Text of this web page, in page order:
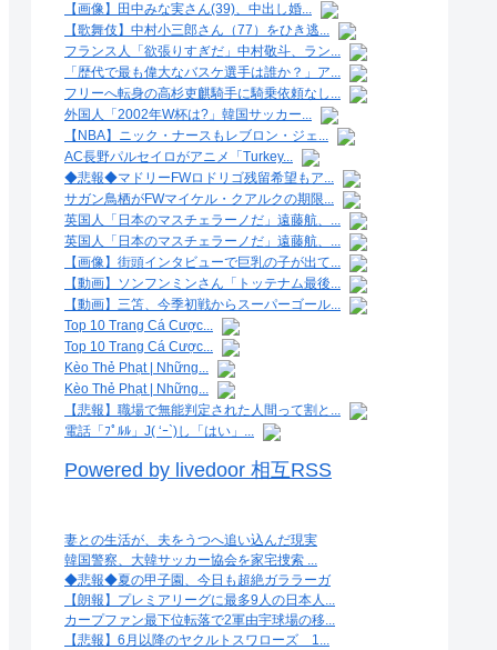
【画像】田中みな実さん(39)、中出し婚...
【歌舞伎】中村小三郎さん（77）をひき逃...
フランス人「欲張りすぎだ」中村敬斗、ラン...
「歴代で最も偉大なバスケ選手は誰か？」ア...
フリーへ転身の高杉吏麒騎手に騎乗依頼なし...
外国人「2002年W杯は?」韓国サッカー...
【NBA】ニック・ナースもレブロン・ジェ...
AC長野パルセイロがアニメ「Turkey...
◆悲報◆マドリーFWロドリゴ残留希望もア...
サガン鳥栖がFWマイケル・クアルクの期限...
英国人「日本のマスチェラーノだ」遠藤航、...
英国人「日本のマスチェラーノだ」遠藤航、...
【画像】街頭インタビューで巨乳の子が出て...
【動画】ソンフンミンさん「トッテナム最後...
【動画】三笘、今季初戦からスーパーゴール...
Top 10 Trang Cá Cược...
Top 10 Trang Cá Cược...
Kèo Thẻ Phạt | Những...
Kèo Thẻ Phạt | Những...
【悲報】職場で無能判定された人間って割と...
電話「ﾌﾟﾙﾙ」J( ‘ｰ`)し「はい」...
Powered by livedoor 相互RSS
妻との生活が、夫をうつへ追い込んだ現実
韓国警察、大韓サッカー協会を家宅捜索 ...
◆悲報◆夏の甲子園、今日も超絶ガララーガ
【朗報】プレミアリーグに最多9人の日本人...
カープファン最下位転落で2軍由宇球場の移...
【悲報】6月以降のヤクルトスワローズ 1...